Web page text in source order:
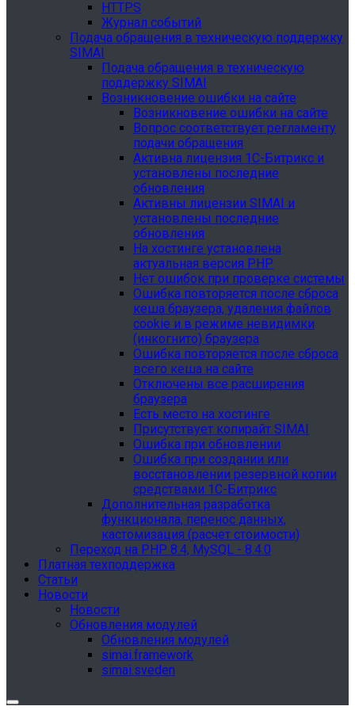
HTTPS
Журнал событий
Подача обращения в техническую поддержку
SIMAI
Подача обращения в техническую
поддержку SIMAI
Возникновение ошибки на сайте
Возникновение ошибки на сайте
Вопрос соответствует регламенту
подачи обращения
Активна лицензия 1С-Битрикс и
установлены последние
обновления
Активны лицензии SIMAI и
установлены последние
обновления
На хостинге установлена
актуальная версия PHP
Нет ошибок при проверке системы
Ошибка повторяется после сброса
кеша браузера, удаления файлов
cookie и в режиме невидимки
(инкогнито) браузера
Ошибка повторяется после сброса
всего кеша на сайте
Отключены все расширения
браузера
Есть место на хостинге
Присутствует копирайт SIMAI
Ошибка при обновлении
Ошибка при создании или
восстановлении резервной копии
средствами 1С-Битрикс
Дополнительная разработка
функционала, перенос данных,
кастомизация (расчет стоимости)
Переход на PHP 8.4, MySQL - 8.4.0
Платная техподдержка
Статьи
Новости
Новости
Обновления модулей
Обновления модулей
simai.framework
simai.sveden